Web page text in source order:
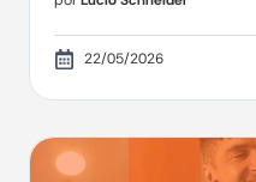
22/05/2026